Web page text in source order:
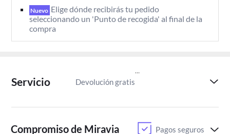
Nuevo Elige dónde recibirás tu pedido
seleccionando un 'Punto de recogida' al final de la
compra
Servicio Devolución gratis Paga
Compromiso de Miravia Pagos seguros